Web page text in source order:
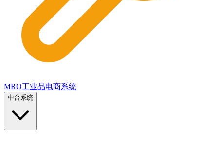
MRO工业品电商系统
中台系统